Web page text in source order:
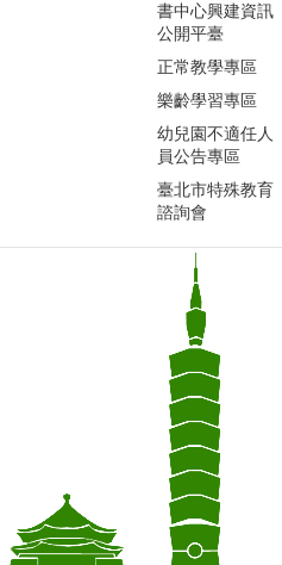
書中心興建資訊
公開平臺
正常教學專區
樂齡學習專區
幼兒園不適任人
員公告專區
臺北市特殊教育
諮詢會